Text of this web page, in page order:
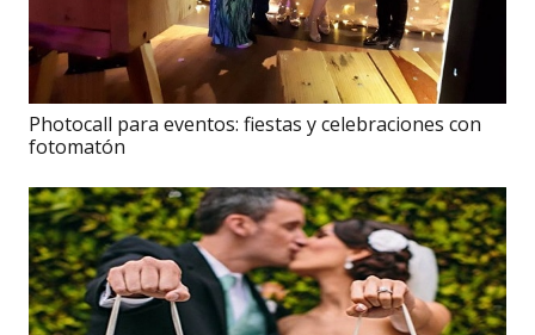
Photocall para eventos: fiestas y celebraciones con
fotomatón